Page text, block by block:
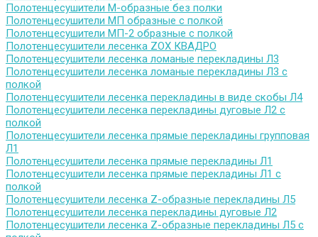
Полотенцесушители М-образные без полки
Полотенцесушители МП образные с полкой
Полотенцесушители МП-2 образные с полкой
Полотенцесушители лесенка ZOX КВАДРО
Полотенцесушители лесенка ломаные перекладины Л3
Полотенцесушители лесенка ломаные перекладины Л3 с
полкой
Полотенцесушители лесенка перекладины в виде скобы Л4
Полотенцесушители лесенка перекладины дуговые Л2 с
полкой
Полотенцесушители лесенка прямые перекладины групповая
Л1
Полотенцесушители лесенка прямые перекладины Л1
Полотенцесушители лесенка прямые перекладины Л1 с
полкой
Полотенцесушители лесенка Z-образные перекладины Л5
Полотенцесушители лесенка перекладины дуговые Л2
Полотенцесушители лесенка Z-образные перекладины Л5 с